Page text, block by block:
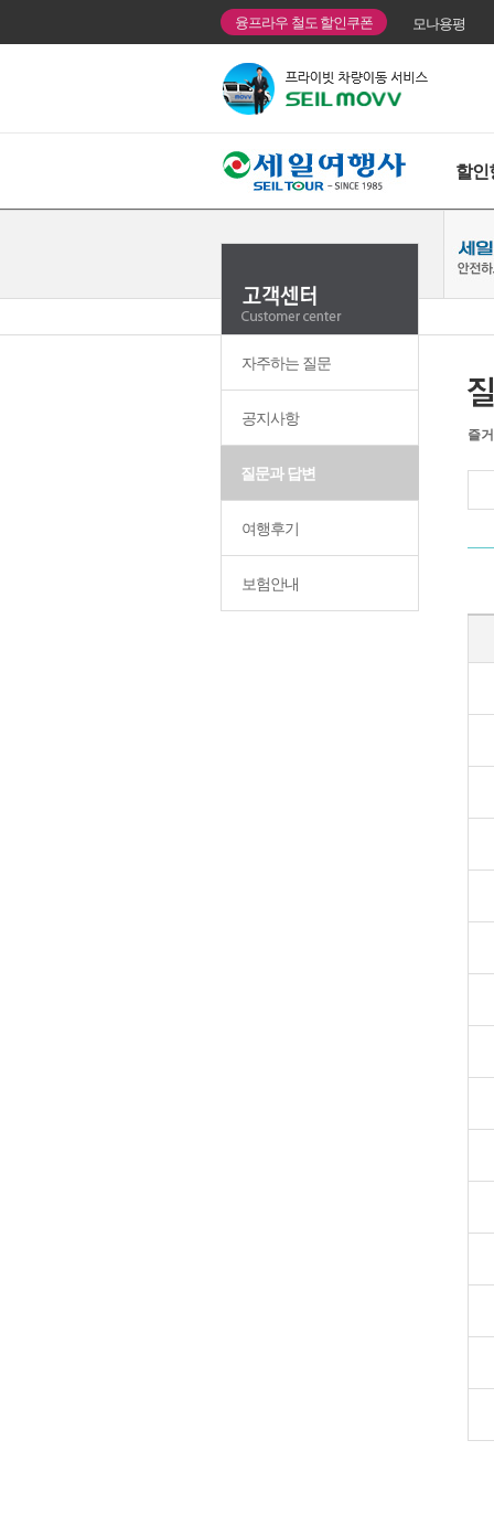
융프라우 철도 할인쿠폰 모나용평
할인
자주하는 질문
공지사항
질문과 답변
여행후기
보험안내
즐